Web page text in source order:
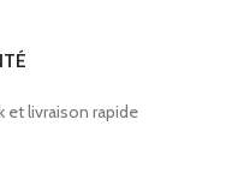
et livraison rapide